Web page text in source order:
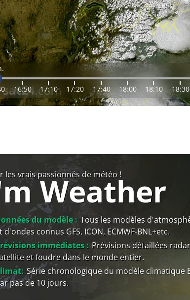
16:50 17:10 17:20 17:40 18:00 18:10 18:30
les vrais passionnés de météo !
Weather
du modèle : Tous les modèles
d'ondes connus GFS, ICON, ECMWF-BNL+etc.
immédiates : Prévisions détaillées
et foudre dans le monde entier.
Série chronologique du modèle climatique
pas de 10 jours.